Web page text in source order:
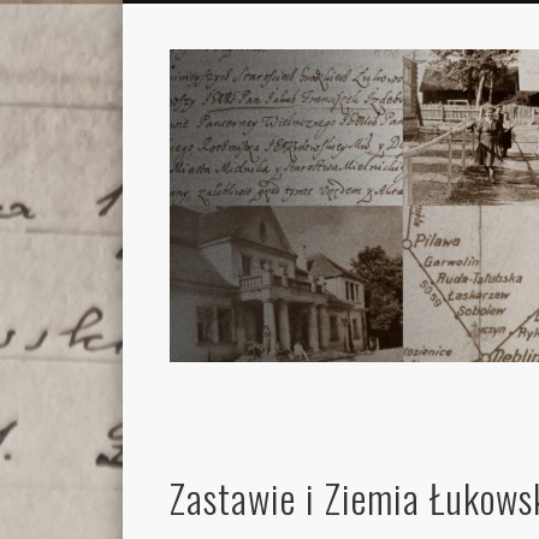
Zastawie i Ziemia